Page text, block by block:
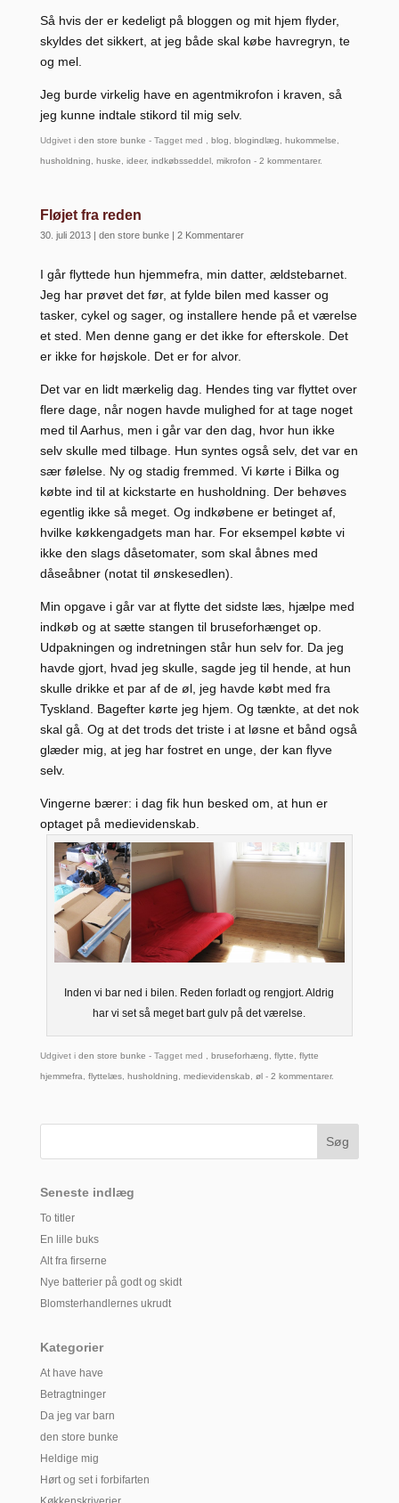
Så hvis der er kedeligt på bloggen og mit hjem flyder,
skyldes det sikkert, at jeg både skal købe havregryn, te
og mel.
Jeg burde virkelig have en agentmikrofon i kraven, så
jeg kunne indtale stikord til mig selv.
Udgivet i den store bunke - Tagget med , blog, blogindlæg, hukommelse,
husholdning, huske, ideer, indkøbsseddel, mikrofon - 2 kommentarer.
Fløjet fra reden
30. juli 2013| den store bunke| 2 Kommentarer
I går flyttede hun hjemmefra, min datter, ældstebarnet.
Jeg har prøvet det før, at fylde bilen med kasser og
tasker, cykel og sager, og installere hende på et værelse
et sted. Men denne gang er det ikke for efterskole. Det
er ikke for højskole. Det er for alvor.
Det var en lidt mærkelig dag. Hendes ting var flyttet over
flere dage, når nogen havde mulighed for at tage noget
med til Aarhus, men i går var den dag, hvor hun ikke
selv skulle med tilbage. Hun syntes også selv, det var en
sær følelse. Ny og stadig fremmed. Vi kørte i Bilka og
købte ind til at kickstarte en husholdning. Der behøves
egentlig ikke så meget. Og indkøbene er betinget af,
hvilke køkkengadgets man har. For eksempel købte vi
ikke den slags dåsetomater, som skal åbnes med
dåseåbner (notat til ønskesedlen).
Min opgave i går var at flytte det sidste læs, hjælpe med
indkøb og at sætte stangen til bruseforhænget op.
Udpakningen og indretningen står hun selv for. Da jeg
havde gjort, hvad jeg skulle, sagde jeg til hende, at hun
skulle drikke et par af de øl, jeg havde købt med fra
Tyskland. Bagefter kørte jeg hjem. Og tænkte, at det nok
skal gå. Og at det trods det triste i at løsne et bånd også
glæder mig, at jeg har fostret en unge, der kan flyve
selv.
Vingerne bærer: i dag fik hun besked om, at hun er
optaget på medievidenskab.
Inden vi bar ned i bilen. Reden forladt og rengjort. Aldrig
har vi set så meget bart gulv på det værelse.
Udgivet i den store bunke - Tagget med , bruseforhæng flytte flytte
hjemmefra flyttelæs, husholdning medievidenskab øl- 2 kommentarer.
Seneste indlæg
To titler
En lille buks
Alt fra firserne
Nye batterier på godt og skidt
Blomsterhandlernes ukrudt
Kategorier
At have have
Betragtninger
Da jeg var barn
den store bunke
Heldige mig
Hørt og set i forbifarten